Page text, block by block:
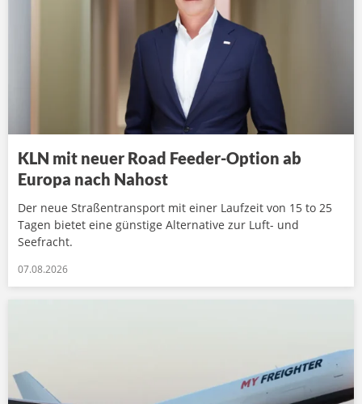
KLN mit neuer Road Feeder-Option ab
Europa nach Nahost
Der neue Straßentransport mit einer Laufzeit von 15 to 25
Tagen bietet eine günstige Alternative zur Luft- und
Seefracht.
07.08.2026